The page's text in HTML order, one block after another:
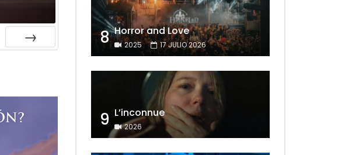
8 Horror and Love
2025 17 JULIO 2026
9 L’inconnue
2026